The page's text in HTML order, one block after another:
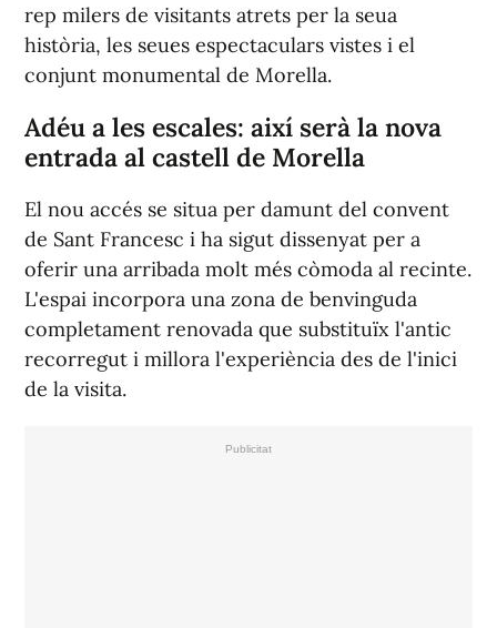
rep milers de visitants atrets per la seua
història, les seues espectaculars vistes i el
conjunt monumental de Morella.
Adéu a les escales: així serà la nova
entrada al castell de Morella
El nou accés se situa per damunt del convent
de Sant Francesc i ha sigut dissenyat per a
oferir una arribada molt més còmoda al recinte.
L'espai incorpora una zona de benvinguda
completament renovada que substituïx l'antic
recorregut i millora l'experiència des de l'inici
de la visita.